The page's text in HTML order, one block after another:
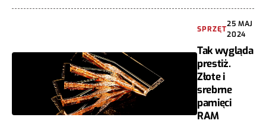
SPRZĘT
25 MAJ
2024
Tak wygląda
prestiż.
Złote i
srebrne
pamięci
RAM